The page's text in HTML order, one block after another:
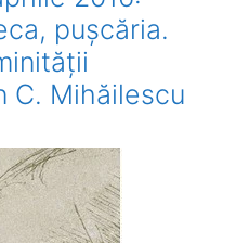
pușcăria.
C. Mihăilescu